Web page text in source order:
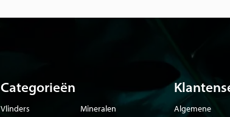
Categorieën
Vlinders
Mineralen
Algemene